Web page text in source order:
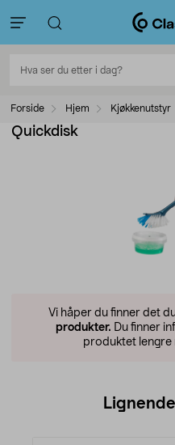
Forside Hjem Kjøkkenutstyr
Quickdisk
Vi håper du finner det
produkter. Du finner
produktet lengre